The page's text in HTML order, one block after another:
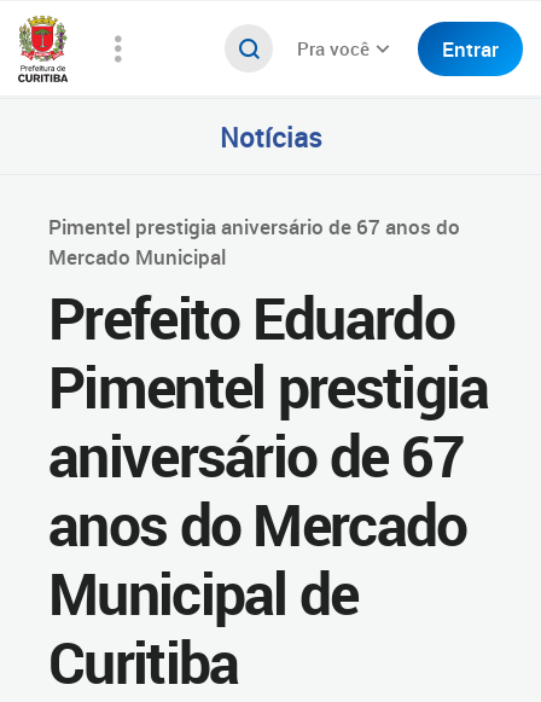
Pra você Entrar
Notícias
Pimentel prestigia aniversário de 67 anos do
Mercado Municipal
Prefeito Eduardo
Pimentel prestigia
aniversário de 67
anos do Mercado
Municipal de
Curitiba